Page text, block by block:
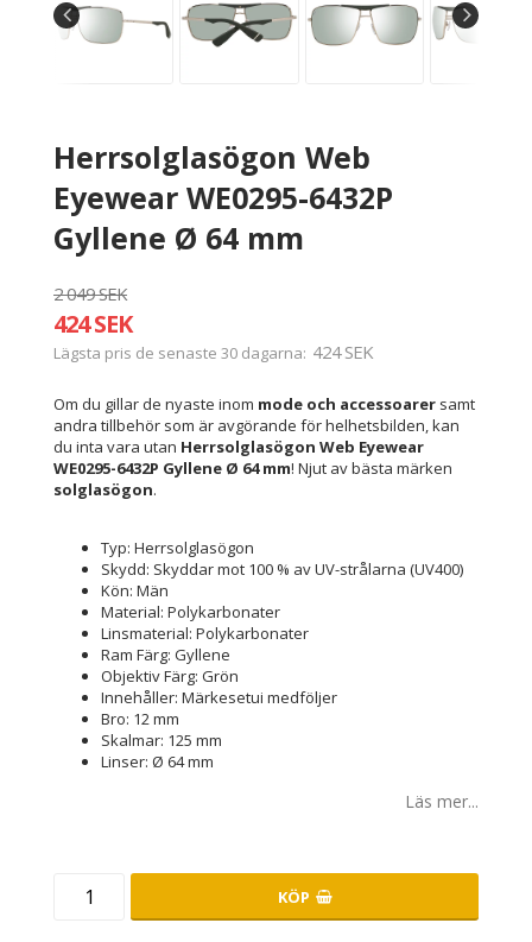
Herrsolglasögon Web
Eyewear WE0295-6432P
Gyllene Ø 64 mm
2 049 SEK
424 SEK
Lägsta pris de senaste 30 dagarna 424 SEK
Om du gillar de nyaste inom mode och accessoarer samt
andra tillbehör som är avgörande för helhetsbilden, kan
du inta vara utan Herrsolglasögon Web Eyewear
WE0295-6432P Gyllene Ø 64 mm! Njut av bästa märken
solglasögon.
Typ: Herrsolglasögon
Skydd: Skyddar mot 100 % av UV-strålarna (UV400)
Kön: Män
Material: Polykarbonater
Linsmaterial: Polykarbonater
Ram Färg: Gyllene
Objektiv Färg: Grön
Innehåller: Märkesetui medföljer
Bro: 12 mm
Skalmar: 125 mm
Linser: Ø 64 mm
Läs mer...
KÖP